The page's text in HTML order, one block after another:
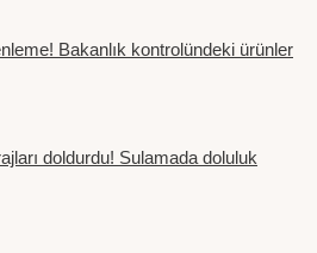
Bakanlık kontrolündeki ürünler
doldurdu! Sulamada doluluk